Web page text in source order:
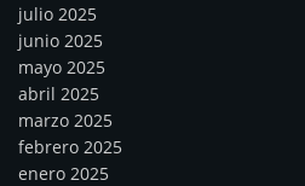
julio 2025
junio 2025
mayo 2025
abril 2025
marzo 2025
febrero 2025
enero 2025